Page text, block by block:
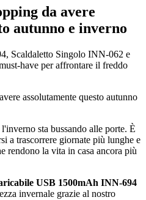
da avere
autunno e inverno
Scaldaletto Singolo INN-062 e
have per affrontare il freddo
sta bussando alle porte. È
a trascorrere giornate più lunghe e
rendono la vita in casa ancora più
USB 1500mAh INN-694
invernale grazie al nostro